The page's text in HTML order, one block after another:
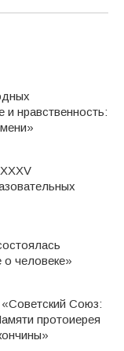
нравственность:
о человеке»
Союз:
протоиерея